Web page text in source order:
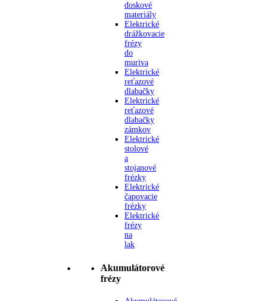
doskové
materiály
Elektrické
drážkovacie
frézy
do
muriva
Elektrické
reťazové
dlabačky
Elektrické
reťazové
dlabačky
zámkov
Elektrické
stolové
a
stojanové
frézky
Elektrické
čapovacie
frézky
Elektrické
frézy
na
lak
Akumulátorové
frézy